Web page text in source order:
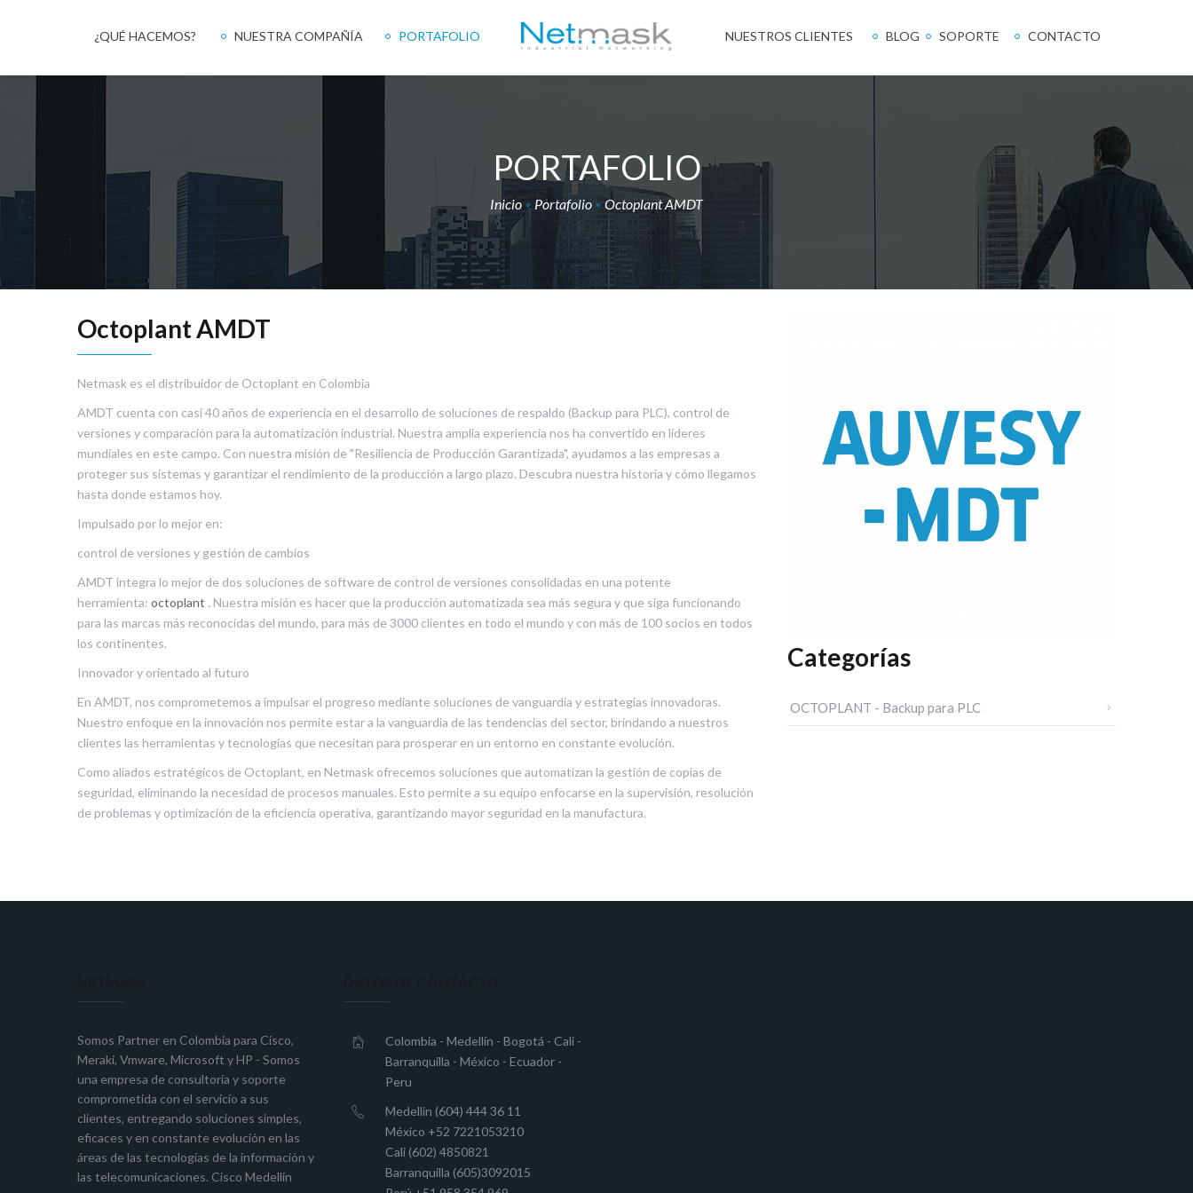
¿QUÉ HACEMOS? NUESTRA COMPAÑÍA PORTAFOLIO NUESTROS CLIENTES BLOG SOPORTE CONTACTO
PORTAFOLIO
Inicio Portafolio Octoplant AMDT
Octoplant AMDT
Netmask es el distribuidor de Octoplant en Colombia
AMDT cuenta con casi 40 años de experiencia en el desarrollo de soluciones de respaldo (Backup para PLC), control de
versiones y comparación para la automatización industrial. Nuestra amplia experiencia nos ha convertido en líderes
mundiales en este campo. Con nuestra misión de "Resiliencia de Producción Garantizada", ayudamos a las empresas a
proteger sus sistemas y garantizar el rendimiento de la producción a largo plazo. Descubra nuestra historia y cómo llegamos
hasta donde estamos hoy.
Impulsado por lo mejor en:
control de versiones y gestión de cambios
AMDT integra lo mejor de dos soluciones de software de control de versiones consolidadas en una potente
herramienta: octoplant . Nuestra misión es hacer que la producción automatizada sea más segura y que siga funcionando
para las marcas más reconocidas del mundo, para más de 3000 clientes en todo el mundo y con más de 100 socios en todos
los continentes.
Innovador y orientado al futuro
En AMDT, nos comprometemos a impulsar el progreso mediante soluciones de vanguardia y estrategias innovadoras.
Nuestro enfoque en la innovación nos permite estar a la vanguardia de las tendencias del sector, brindando a nuestros
clientes las herramientas y tecnologías que necesitan para prosperar en un entorno en constante evolución.
Como aliados estratégicos de Octoplant, en Netmask ofrecemos soluciones que automatizan la gestión de copias de
seguridad, eliminando la necesidad de procesos manuales. Esto permite a su equipo enfocarse en la supervisión, resolución
de problemas y optimización de la eficiencia operativa, garantizando mayor seguridad en la manufactura.
Categorías
OCTOPLANT - Backup para PLC
Somos Partner en Colombia para Cisco,
Meraki, Vmware, Microsoft yHP - Somos
una empresa de consultoría y soporte
comprometida con el servicio a sus
clientes, entregando soluciones simples,
eficaces y en constante evolución en las
áreas de las tecnologías de la información y
las telecomunicaciones. Cisco Medellin
Colombia - Medellín - Bogotá - Cali -
Barranquilla - México - Ecuador -
Peru
Medellin (604) 444 36 11
México +52 7221053210
Cali (602) 4850821
Barranquilla (605)3092015